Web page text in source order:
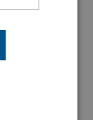
færre
på
i en